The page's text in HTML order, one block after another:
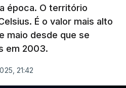
época. O território
É o valor mais alto
maio desde que se
em 2003.
21:42